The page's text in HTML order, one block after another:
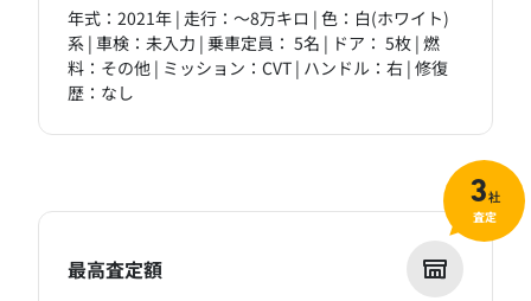
年式：2021年 | 走行：～8万キロ | 色：白(ホワイト)
系 | 車検：未入力 | 乗車定員： 5名 | ドア： 5枚 | 燃
料：その他 | ミッション：CVT | ハンドル：右 | 修復
歴：なし
最高査定額
3社
査定